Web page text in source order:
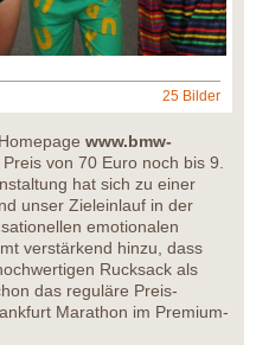
25 Bilder
www.bmw-
Preis von 70 Euro noch bis 9.
hat sich zu einer
unser Zieleinlauf in der
emotionalen
verstärkend hinzu, dass
Rucksack als
das reguläre Preis-
Marathon im Premium-